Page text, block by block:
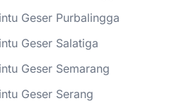
Geser Purbalingga
Geser Salatiga
Geser Semarang
Geser Serang